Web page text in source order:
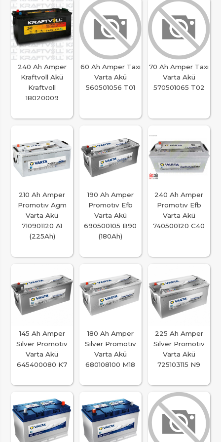
240 Ah Amper
Kraftvoll Akü
Kraftvoll
18020009
60 Ah Amper Taxı
Varta Akü
560501056 T01
70 Ah Amper Taxı
Varta Akü
570501065 T02
210 Ah Amper
Promotıv Agm
Varta Akü
710901120 A1
(225Ah)
190 Ah Amper
Promotıv Efb
Varta Akü
690500105 B90
(180Ah)
240 Ah Amper
Promotıv Efb
Varta Akü
740500120 C40
145 Ah Amper
Sılver Promotıv
Varta Akü
645400080 K7
180 Ah Amper
Sılver Promotıv
Varta Akü
680108100 M18
225 Ah Amper
Sılver Promotıv
Varta Akü
725103115 N9